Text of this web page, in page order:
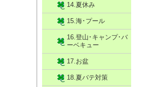
14.夏休み
15.海･プール
16.登山･キャンプ･バ
ーベキュー
17.お盆
18.夏バテ対策